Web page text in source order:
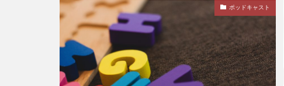
ポッドキャスト